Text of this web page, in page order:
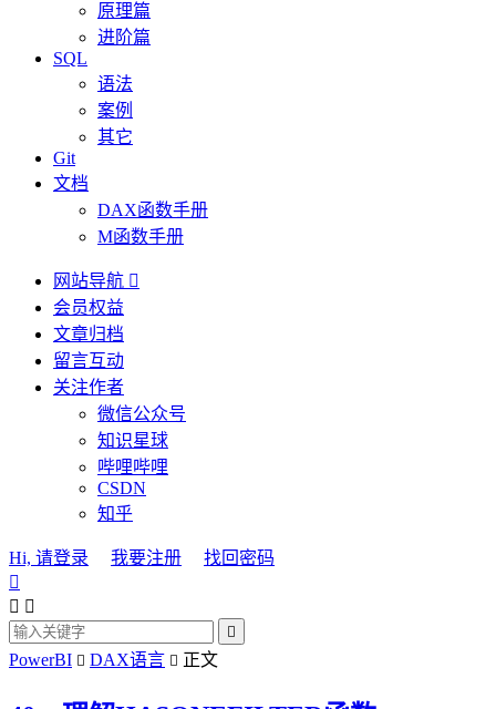
原理篇
进阶篇
SQL
语法
案例
其它
Git
文档
DAX函数手册
M函数手册
网站导航 
会员权益
文章归档
留言互动
关注作者
微信公众号
知识星球
哔哩哔哩
CSDN
知乎
Hi, 请登录 我要注册
找回密码

 

PowerBI  DAX语言  正文